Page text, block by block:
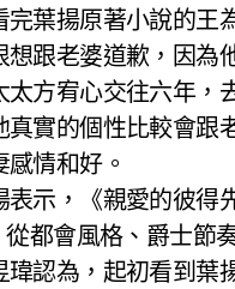
葉揚原著小說的王
想跟老婆道歉，因為
方宥心交往六年，
真實的個性比較會跟
情和好。
示，《親愛的彼得
從都會風格、爵士節
認為，起初看到葉